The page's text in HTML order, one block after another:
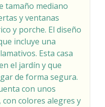
tamaño mediano
y ventanas
y porche. El diseño
incluye una
Esta casa
el jardín y que
de forma segura.
con unos
colores alegres y